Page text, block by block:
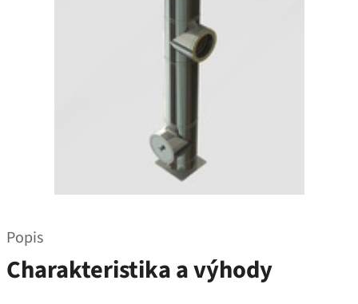
Popis
Charakteristika a výhody